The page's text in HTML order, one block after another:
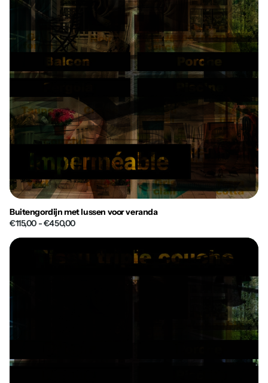
Buitengordijn met lussen voor veranda
€115,00 - €450,00